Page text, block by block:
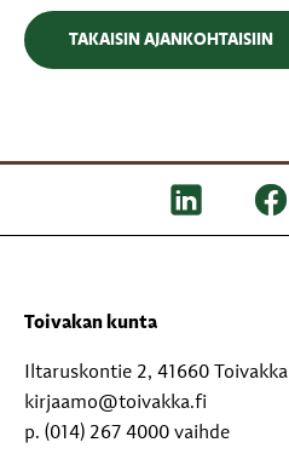
TAKAISIN AJANKOHTAISIIN
Toivakan kunta
Iltaruskontie 2, 41660 Toivakka
kirjaamo@toivakka.fi
p. (014) 267 4000 vaihde